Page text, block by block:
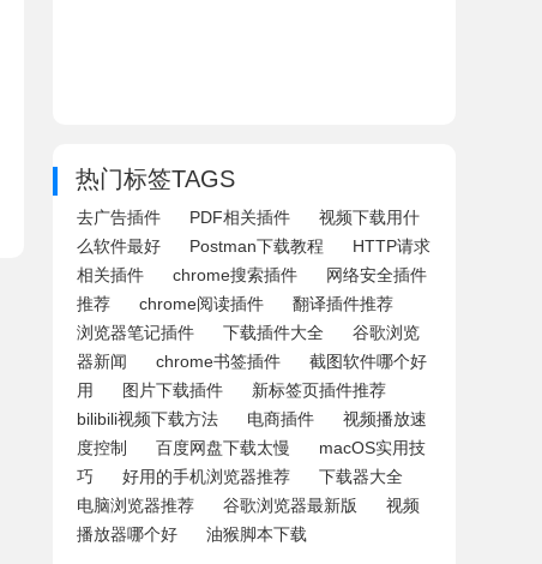
热门标签TAGS
去广告插件 PDF相关插件
视频下载用什
么软件最好
Postman下载教程
HTTP请求
相关插件
chrome搜索插件
网络安全插件
推荐
chrome阅读插件
翻译插件推荐
浏览器笔记插件
下载插件大全
谷歌浏览
器新闻
chrome书签插件
截图软件哪个好
用
图片下载插件
新标签页插件推荐
bilibili视频下载方法
电商插件
视频播放速
度控制
百度网盘下载太慢
macOS实用技
巧
好用的手机浏览器推荐
下载器大全
电脑浏览器推荐
谷歌浏览器最新版
视频
播放器哪个好
油猴脚本下载